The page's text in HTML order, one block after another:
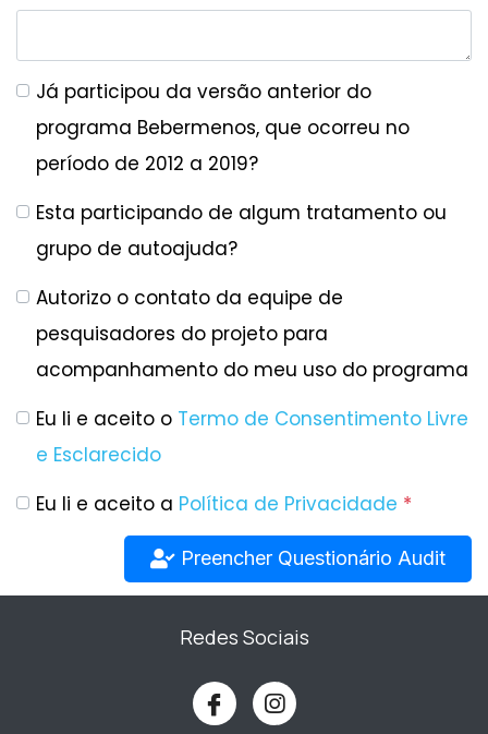
Já participou da versão anterior do
programa Bebermenos, que ocorreu no
período de 2012 a 2019?
Esta participando de algum tratamento ou
grupo de autoajuda?
Autorizo o contato da equipe de
pesquisadores do projeto para
acompanhamento do meu uso do programa
Eu li e aceito o Termo de Consentimento Livre
e Esclarecido
Eu li e aceito a Política de Privacidade *
Preencher Questionário Audit
Redes Sociais